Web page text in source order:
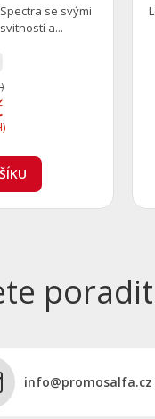
se svými
a...
info@promosalfa.cz